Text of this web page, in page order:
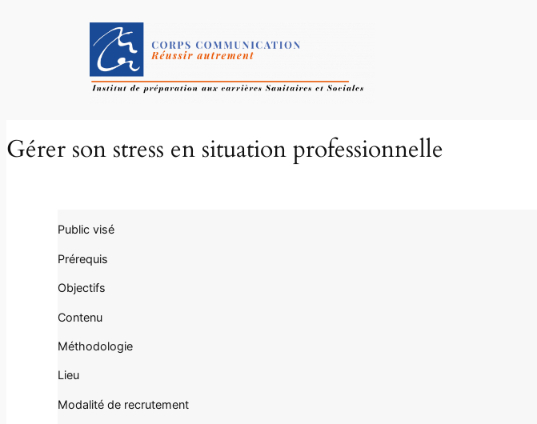
Gérer son stress en situation professionnelle
Public visé
Prérequis
Objectifs
Contenu
Méthodologie
Lieu
Modalité de recrutement